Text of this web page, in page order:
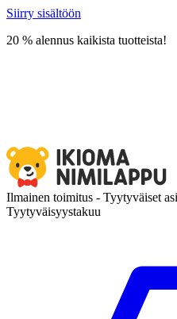
Siirry sisältöön
20 % alennus kaikista tuotteista!
Ilmainen toimitus - Tyytyväiset
Tyytyväisyystakuu